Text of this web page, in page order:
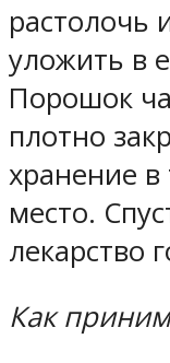
растолочь
уложить в
Порошок
плотно
хранение
место.
лекарство
Как